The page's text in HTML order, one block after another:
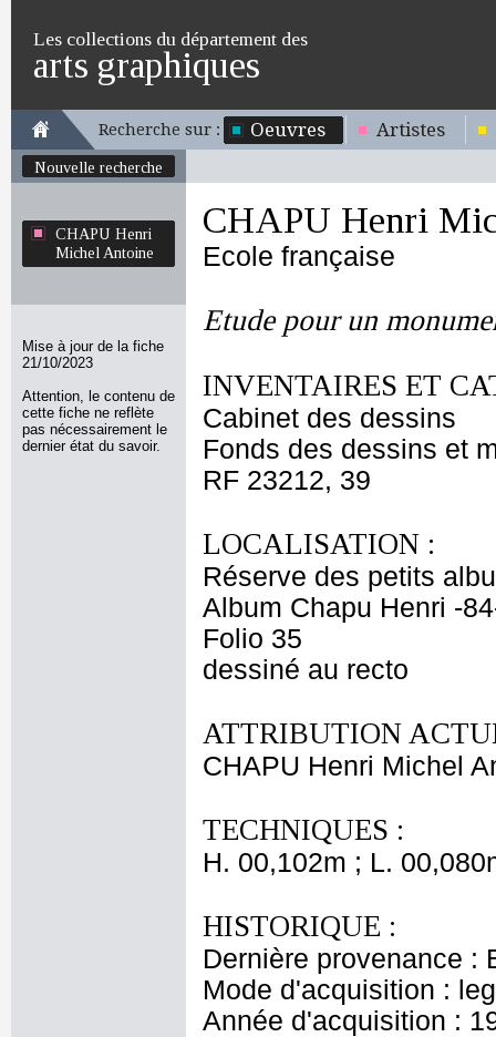
Les collections du département des
arts graphiques
Recherche sur : Oeuvres Artistes
Nouvelle recherche
CHAPU Henri
Michel Antoine
Mise à jour de la fiche
21/10/2023
Attention, le contenu de
cette fiche ne reflète
pas nécessairement le
dernier état du savoir.
CHAPU Henri
Ecole française
Etude pour un
INVENTAIRES ET
Cabinet des dessins
Fonds des dessins et
RF 23212, 39
LOCALISATION :
Réserve des petits
Album Chapu Henri -
Folio 35
dessiné au recto
ATTRIBUTION
CHAPU Henri Michel
TECHNIQUES :
H. 00,102m ; L.
HISTORIQUE :
Dernière provenance :
Mode d'acquisition :
Année d'acquisition :